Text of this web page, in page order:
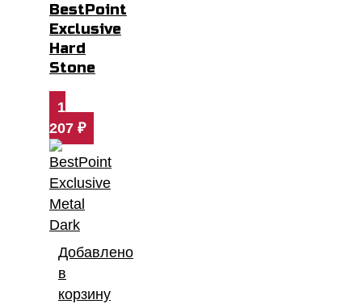
BestPoint
Exclusive
Hard
Stone
1
207 ₽
Добавлено
в
корзину